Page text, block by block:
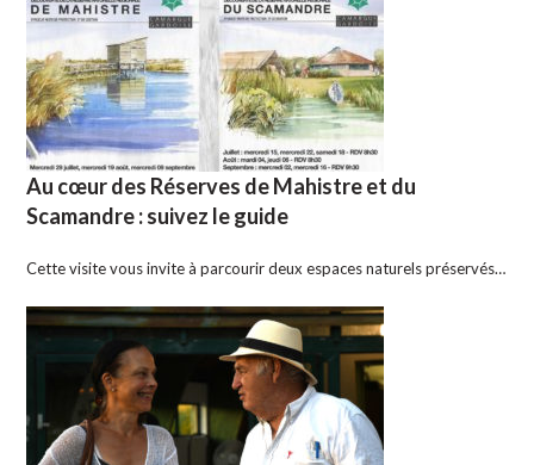
Au cœur des Réserves de Mahistre et du
Scamandre : suivez le guide
Cette visite vous invite à parcourir deux espaces naturels préservés…